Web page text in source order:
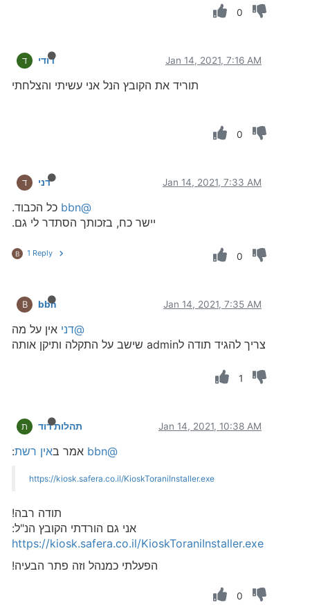
0
ד דודי Jan 14, 2021, 7:16 AM
תוריד את הקובץ הנל אני עשיתי והצלחתי
0
ד דני Jan 14, 2021, 7:33 AM
@bbn
כל הכבוד.
יישר כח, בזכותך הסתדר לי גם.
B 1 Reply 0
B bbn Jan 14, 2021, 7:35 AM
@דני אין על מה
צריך להגיד תודה לadmin שישב על התקלה ותיקן אותה
1
ת תהלות דוד Jan 14, 2021, 10:38 AM
@bbn אמר באין רשת:
https://kiosk.safera.co.il/KioskToraniInstaller.exe
תודה רבה!
אני גם הורדתי הקובץ הנ"ל:
https://kiosk.safera.co.il/KioskToraniInstaller.exe
הפעלתי כמנהל וזה פתר הבעיה!
0